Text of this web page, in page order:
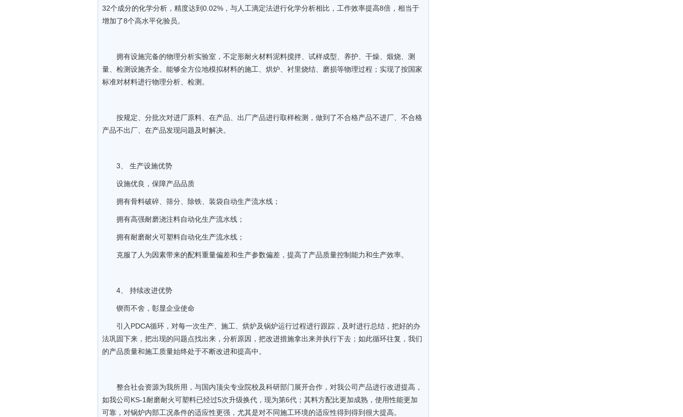
32个成分的化学分析，精度达到0.02%，与人工滴定法进行化学分析相比，工作效率提高8倍，相当于
增加了8个高水平化验员。
拥有设施完备的物理分析实验室，不定形耐火材料泥料搅拌、试样成型、养护、干燥、煅烧、测
量、检测设施齐全。能够全方位地模拟材料的施工、烘炉、衬里烧结、磨损等物理过程；实现了按国家
标准对材料进行物理分析、检测。
按规定、分批次对进厂原料、在产品、出厂产品进行取样检测，做到了不合格产品不进厂、不合格
产品不出厂、在产品发现问题及时解决。
3、 生产设施优势
设施优良，保障产品品质
拥有骨料破碎、筛分、除铁、装袋自动生产流水线；
拥有高强耐磨浇注料自动化生产流水线；
拥有耐磨耐火可塑料自动化生产流水线；
克服了人为因素带来的配料重量偏差和生产参数偏差，提高了产品质量控制能力和生产效率。
4、 持续改进优势
锲而不舍，彰显企业使命
引入PDCA循环，对每一次生产、施工、烘炉及锅炉运行过程进行跟踪，及时进行总结，把好的办
法巩固下来，把出现的问题点找出来，分析原因，把改进措施拿出来并执行下去；如此循环往复，我们
的产品质量和施工质量始终处于不断改进和提高中。
整合社会资源为我所用，与国内顶尖专业院校及科研部门展开合作，对我公司产品进行改进提高，
如我公司KS-1耐磨耐火可塑料已经过5次升级换代，现为第6代；其料方配比更加成熟，使用性能更加
可靠，对锅炉内部工况条件的适应性更强，尤其是对不同施工环境的适应性得到得到很大提高。